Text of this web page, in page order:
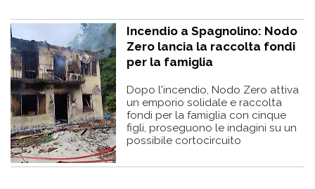
Incendio a Spagnolino: Nodo
Zero lancia la raccolta fondi
per la famiglia
Dopo l'incendio, Nodo Zero attiva
un emporio solidale e raccolta
fondi per la famiglia con cinque
figli, proseguono le indagini su un
possibile cortocircuito